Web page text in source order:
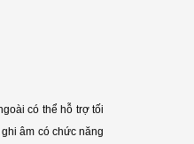
có thể hỗ trợ tối
âm có chức năng